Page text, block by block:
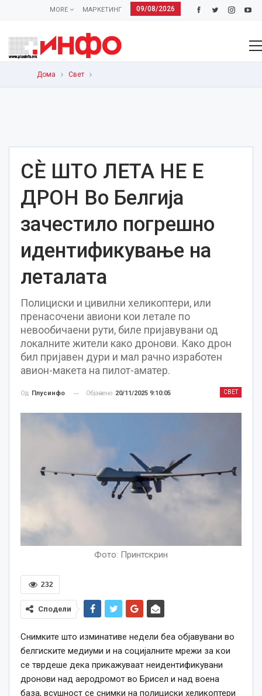
09/08/2026
МАРКЕТИНГ
MORE
Дома Свет
СЀ ШТО ЛЕТА НЕ Е
ДРОН Во Белгија
зачестило погрешно
идентификување на
леталата
Полициски и цивилни хеликоптери, или
пренасочени авиони кои летале по
невообичаени рути, биле пријавувани од
локалните жители како дронови. Како дрон
бил пријавен дури и мал рачно изработен
авион-макета на пилот-аматер.
СВЕТ
Од Плусинфо Објавено 20/11/2025 9:10:05
Фото: Принтскрин
232
Сподели
Снимките што изминативе недели беа објавувани во
белгиските медиуми и на социјалните мрежи за кои
се тврдеше дека прикажуваат неидентификувани
дронови над аеродромот во Брисел и над воена
база, всушност се снимки на полициски хеликоптери